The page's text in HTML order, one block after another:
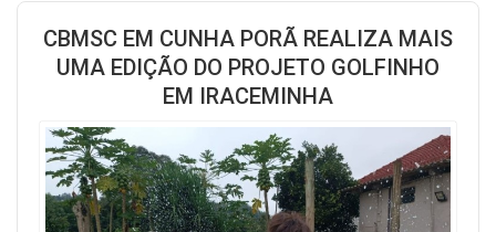
CBMSC EM CUNHA PORÃ REALIZA MAIS
UMA EDIÇÃO DO PROJETO GOLFINHO
EM IRACEMINHA